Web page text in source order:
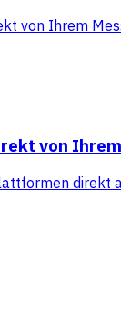
von Ihrem
von
direkt